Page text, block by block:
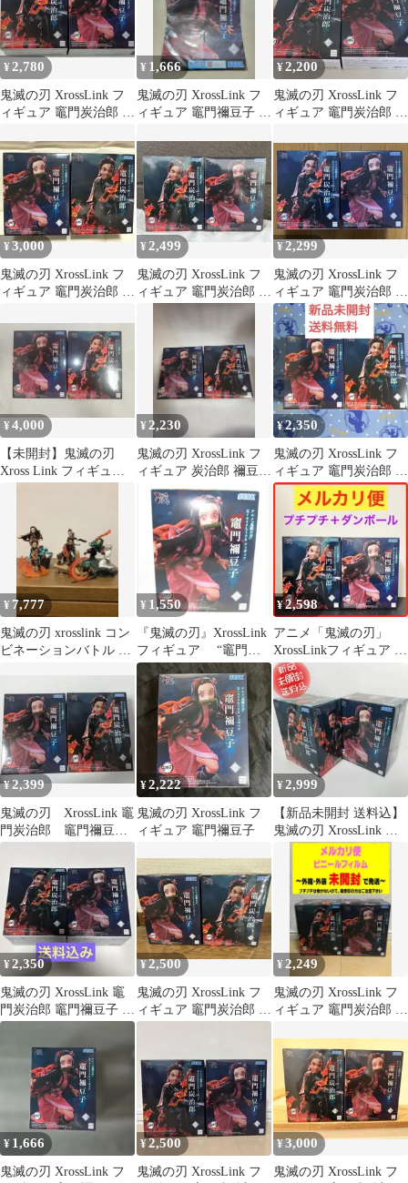
¥ 2,780
鬼滅の刃 XrossLink フ
ィギュア 竈門炭治郎 竈
¥ 1,666
鬼滅の刃 XrossLink フ
ィギュア 竈門禰豆子 販
¥2,200
鬼滅の刃 XrossLink フ
ィギュア 竈門炭治郎 竈
¥3,000
鬼滅の刃 XrossLink フ
ィギュア 竈門炭治郎 竈
¥2,499
鬼滅の刃 XrossLink フ
ィギュア 竈門炭治郎 竈
門禰豆子 2種
¥ 2,299
鬼滅の刃 XrossLink フ
ィギュア 竈門炭治郎 竈
門禰豆子 2種
¥4,000
【未開封】鬼滅の刃
Xross Link フィギュア
¥2,230
鬼滅の刃 XrossLink フ
ィギュア 炭治郎 禰豆子
2種セット
¥2,350
鬼滅の刃 XrossLink フ
ィギュア 竈門炭治郎 竈
門禰豆子 セット
¥ 7,777
鬼滅の刃 xrosslink コン
ビネーションバトル フ
¥ 1,550
『鬼滅の刃』XrossLink
フィギュア “竈門禰
豆子”
¥2,598
アニメ「鬼滅の刃」
XrossLinkフィギュア 炭
治郎 禰豆子 2体セット
¥2,399
鬼滅の刃 XrossLink 竈
門炭治郎 竈門禰豆子
セット
¥2,222
鬼滅の刃 XrossLink フ
ィギュア 竈門禰豆子
¥2,999
【新品未開封 送料込】
鬼滅の刃 XrossLink フ
ィギュア 炭治郎 ねずこ
¥2,350
鬼滅の刃 XrossLink 竈
門炭治郎 竈門禰豆子 2
種セット
¥2,500
鬼滅の刃 XrossLink フ
ィギュア 竈門炭治郎 竈
門禰豆子 2種
¥ 2,249
鬼滅の刃 XrossLink フ
ィギュア 竈門炭治郎 竈
¥ 1,666
鬼滅の刃 XrossLink フ
¥2,500
鬼滅の刃 XrossLink フ
¥3,000
鬼滅の刃 XrossLink フ